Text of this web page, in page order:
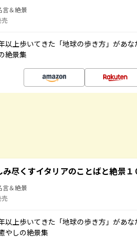
言＆絶景
売
以上歩いてきた「地球の歩き方」があ
絶景集
尽くすイタリアのことばと絶景１
言＆絶景
売
以上歩いてきた「地球の歩き方」があ
やしの絶景集